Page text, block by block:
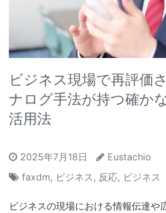
ビジネス現場で再評価
ナログ手法が持つ確か
活用法
2025年7月18日
Eustachio
faxdm, ビジネス, 反応, ビジネス
ビジネスの現場における情報伝達や